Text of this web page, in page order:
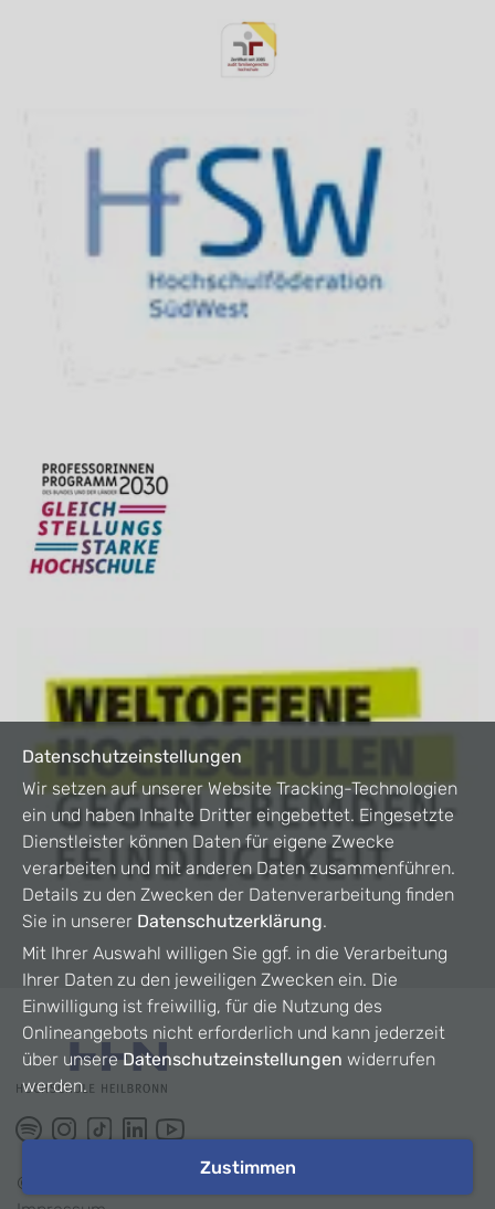
©
Datenschutzeinstellungen
Wir setzen auf unserer Website Tracking-Technologien
ein und haben Inhalte Dritter eingebettet. Eingesetzte
Dienstleister können Daten für eigene Zwecke
verarbeiten und mit anderen Daten zusammenführen.
Details zu den Zwecken der Datenverarbeitung finden
Sie in unserer Datenschutzerklärung.
Mit Ihrer Auswahl willigen Sie ggf. in die Verarbeitung
Ihrer Daten zu den jeweiligen Zwecken ein. Die
Einwilligung ist freiwillig, für die Nutzung des
Onlineangebots nicht erforderlich und kann jederzeit
über unsereDatenschutzeinstellungen widerrufen
werden.
Zustimmen